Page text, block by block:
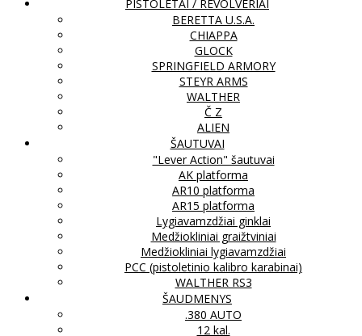
PISTOLETAI / REVOLVERIAI
BERETTA U.S.A.
CHIAPPA
GLOCK
SPRINGFIELD ARMORY
STEYR ARMS
WALTHER
Č Z
ALIEN
ŠAUTUVAI
"Lever Action" šautuvai
AK platforma
AR10 platforma
AR15 platforma
Lygiavamzdžiai ginklai
Medžiokliniai graižtviniai
Medžiokliniai lygiavamzdžiai
PCC (pistoletinio kalibro karabinai)
WALTHER RS3
ŠAUDMENYS
.380 AUTO
12 kal.